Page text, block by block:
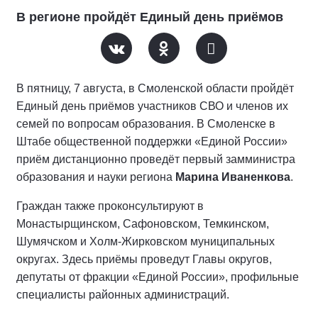
В регионе пройдёт Единый день приёмов
В пятницу, 7 августа, в Смоленской области пройдёт
Единый день приёмов участников СВО и членов их
семей по вопросам образования. В Смоленске в
Штабе общественной поддержки «Единой России»
приём дистанционно проведёт первый замминистра
образования и науки региона Марина Иваненкова.
Граждан также проконсультируют в
Монастырщинском, Сафоновском, Темкинском,
Шумячском и Холм-Жирковском муниципальных
округах. Здесь приёмы проведут Главы округов,
депутаты от фракции «Единой России», профильные
специалисты районных администраций.